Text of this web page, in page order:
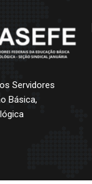
Servidores
Básica,